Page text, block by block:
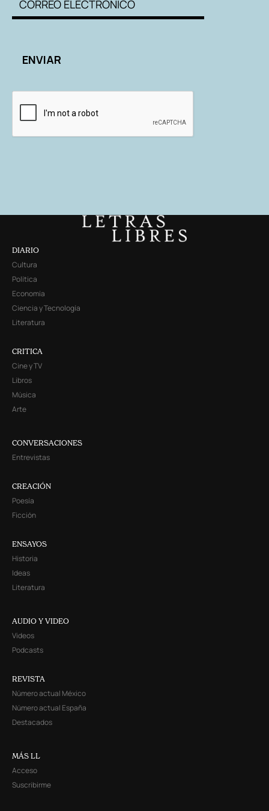
DIARIO
Cultura
Política
Economía
Ciencia y Tecnología
Literatura
CRITICA
Cine y TV
Libros
Música
Arte
CONVERSACIONES
Entrevistas
CREACIÓN
Poesía
Ficción
ENSAYOS
Historia
Ideas
Literatura
AUDIO Y VIDEO
Videos
Podcasts
REVISTA
Número actual México
Número actual España
Destacados
MÁS LL
Acceso
Suscribirme